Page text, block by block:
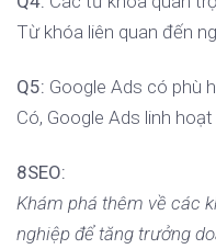
Từ khóa liên quan đến
Q5: Google Ads có phù
Có, Google Ads linh
8SEO:
Khám phá thêm về các
nghiệp để tăng trưởng